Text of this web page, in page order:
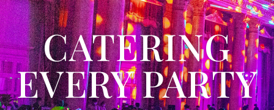
CATERING
EVERY PARTY